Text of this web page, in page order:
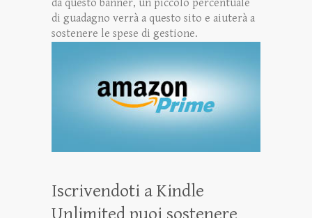
da questo banner, un piccolo percentuale
di guadagno verrà a questo sito e aiuterà a
sostenere le spese di gestione.
Iscrivendoti a Kindle
Unlimited puoi sostenere